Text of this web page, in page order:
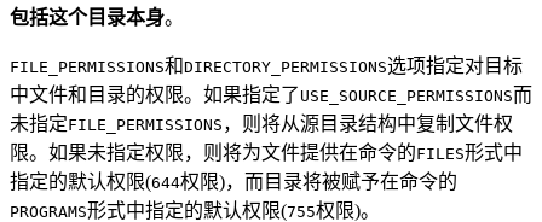
包括这个目录本身。
FILE_PERMISSIONS和DIRECTORY_PERMISSIONS选项指定对目标
中文件和目录的权限。如果指定了 USE_SOURCE_PERMISSIONS而
未指定FILE_PERMISSIONS ，则将从源目录结构中复制文件权
限。如果未指定权限，则将为文件提供在命令的FILES形式中
指定的默认权限(644权限)，而目录将被赋予在命令的
PROGRAMS形式中指定的默认权限(755权限)。